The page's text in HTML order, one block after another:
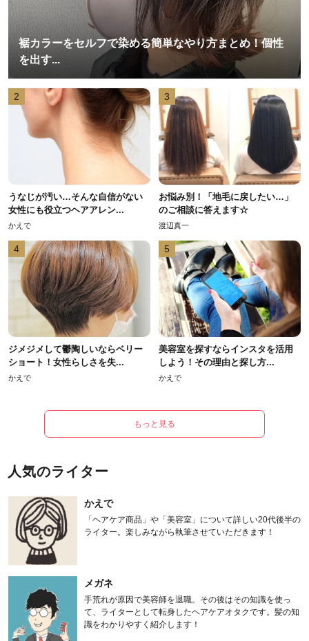
裾カラーをセルフで染める簡単なやり方まとめ！個性
を出す...
2
うなじが汚い…そんな自信がない
女性にも役立つヘアアレン...
かえで
3
お悩み別！「地毛に戻したい…」
のご相談に答えます☆
渡辺真一
4
ジメジメして鬱陶しいならベリー
ショート！女性らしさを失...
かえで
5
美容室を探すならインスタを活用
しよう！その理由と探し方...
かえで
もっと見る
人気のライター
かえで
「ヘアケア商品」や「美容室」について詳しい20代後半の
ライター。楽しみながら執筆させていただきます！
メガネ
手荒れが原因で美容師を退職。その後はその知識を使っ
て、ライターとして転身したヘアケアオタクです。髪の知
識をわかりやすく紹介します！